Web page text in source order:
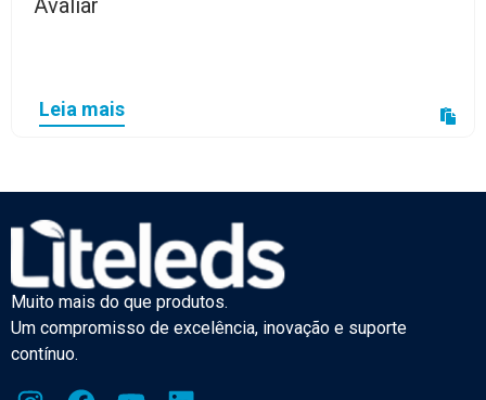
Leia mais
Muito mais do que produtos.
Um compromisso de excelência, inovação e suporte
contínuo.